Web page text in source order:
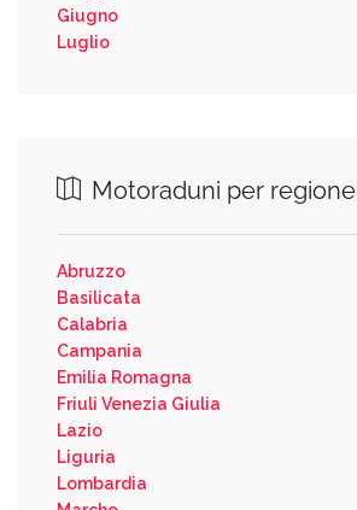
Giugno
Luglio
Motoraduni per regione
Abruzzo
Basilicata
Calabria
Campania
Emilia Romagna
Friuli Venezia Giulia
Lazio
Liguria
Lombardia